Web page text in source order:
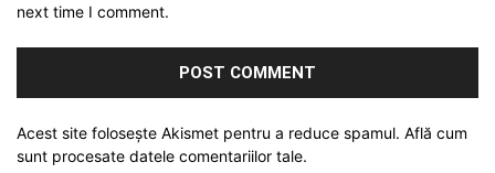
next time I comment.
Acest site folosește Akismet pentru a reduce spamul. Află cum
sunt procesate datele comentariilor tale.